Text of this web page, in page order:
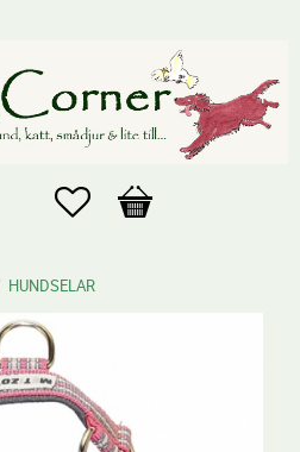
Favoriter
Kundvagn
HUNDSELAR